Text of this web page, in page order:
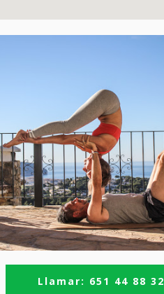
Llamar: 651 44 88 32